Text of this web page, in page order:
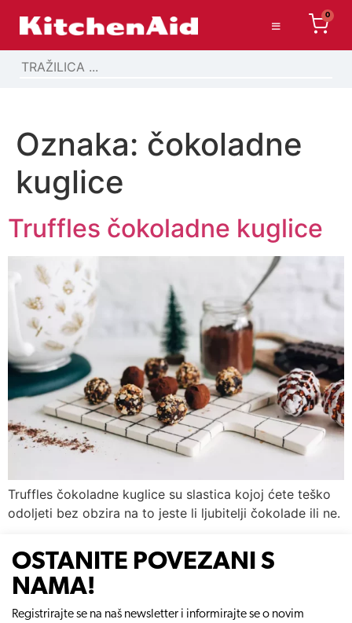
0
Oznaka: čokoladne
kuglice
Truffles čokoladne kuglice
Truffles čokoladne kuglice su slastica kojoj ćete teško
odoljeti bez obzira na to jeste li ljubitelji čokolade ili ne.
OSTANITE POVEZANI S
NAMA!
Registrirajte se na naš newsletter i informirajte se o novim